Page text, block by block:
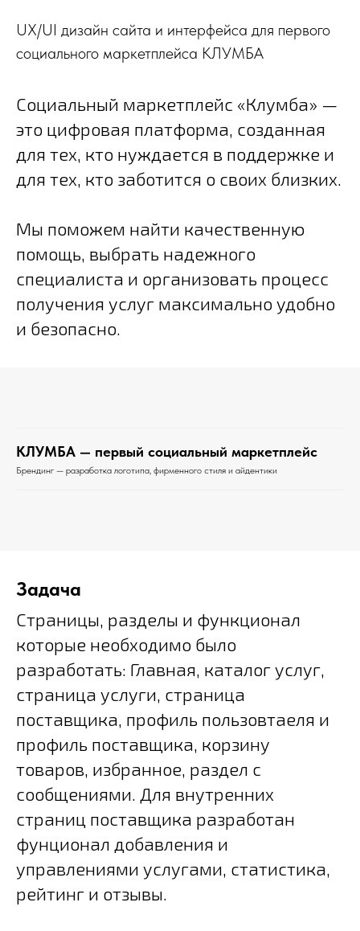
UX/UI дизайн сайта и интерфейса для первого
социального маркетплейса КЛУМБА
Социальный маркетплейс «Клумба» —
это цифровая платформа, созданная
для тех, кто нуждается в поддержке и
для тех, кто заботится о своих близких.
Мы поможем найти качественную
помощь, выбрать надежного
специалиста и организовать процесс
получения услуг максимально удобно
и безопасно.
КЛУМБА — первый социальный маркетплейс
Брендинг — разработка логотипа, фирменного стиля и айдентики
Задача
Страницы, разделы и функционал
которые необходимо было
разработать: Главная, каталог услуг,
страница услуги, страница
поставщика, профиль пользовтаеля и
профиль поставщика, корзину
товаров, избранное, раздел с
сообщениями. Для внутренних
страниц поставщика разработан
фунционал добавления и
управлениями услугами, статистика,
рейтинг и отзывы.